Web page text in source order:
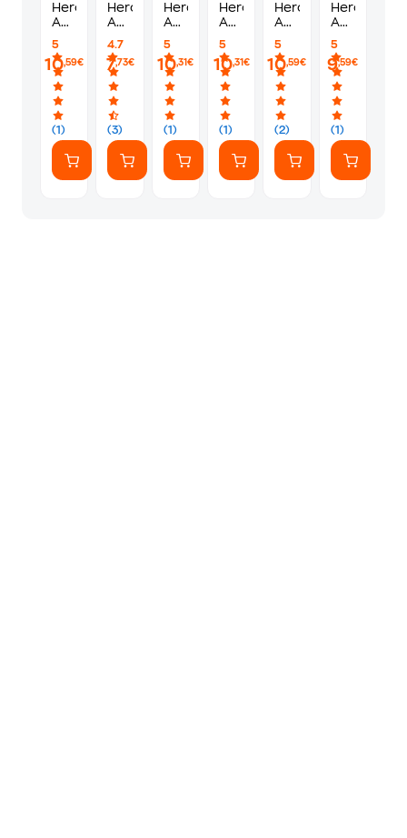
Hero
Academia,
29
5
(1)
10,59€
Hero
Academia,
8
4.7
(3)
7,73€
Hero
Academia,
5
(1)
10,31€
Hero
Academia,
5
(1)
10,31€
Hero
Academia,
5
(2)
10,59€
Hero
Academia,
16
5
(1)
9,59€